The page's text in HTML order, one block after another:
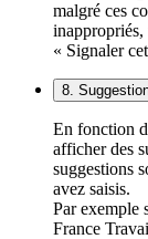
malgré ces
« Signaler
8.
En fonction
afficher des
suggestions
avez saisis.
Par exemple
France